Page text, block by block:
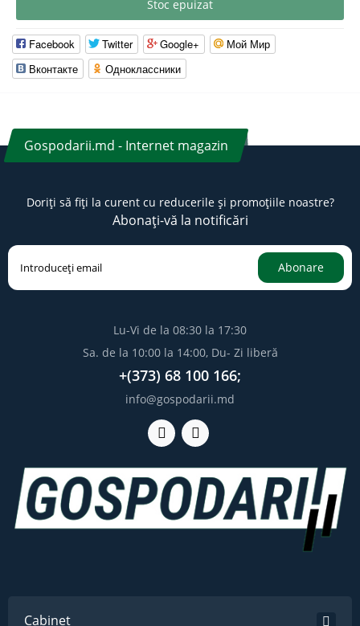
Stoc epuizat
Facebook Twitter Google+
Мой Мир
Вконтакте
Одноклассники
Gospodarii.md - Internet magazin
Doriți să fiți la curent cu reducerile și promoțiile noastre?
Abonați-vă la notificări
Abonare
Lu-Vi de la 08:30 la 17:30
Sa. de la 10:00 la 14:00, Du- Zi liberă
+(373) 68 100 166;
info@gospodarii.md
Cabinet